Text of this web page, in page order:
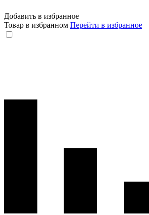
Добавить в избранное
Товар в избранном Перейти в избранное